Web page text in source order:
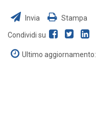
Invia Stampa
Condividi su
Ultimo aggiornamento: